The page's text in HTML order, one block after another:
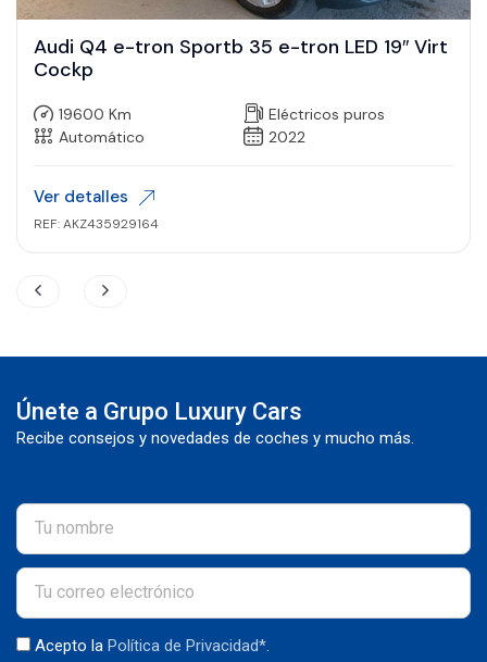
Audi Q4 e-tron Sportb 35 e-tron LED 19″ Virt
Cockp
19600 Km
Eléctricos puros
Automático
2022
Ver detalles
REF: AKZ435929164
Únete a Grupo Luxury Cars
Recibe consejos y novedades de coches y mucho más.
Acepto la Política de Privacidad*